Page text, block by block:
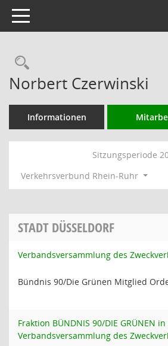
Toggle navigation
Rechercheauswahl
Norbert Czerwinski
Informationen
Sitzungsperiode
Verkehrsverbund Rhein-Ruhr
STADT DÜSSELDORF
Verbandsversammlung des
Bündnis 90/Die Grünen Mitglied
Fraktion BÜNDNIS 90/DIE GRÜNEN
Verbandsversammlung des